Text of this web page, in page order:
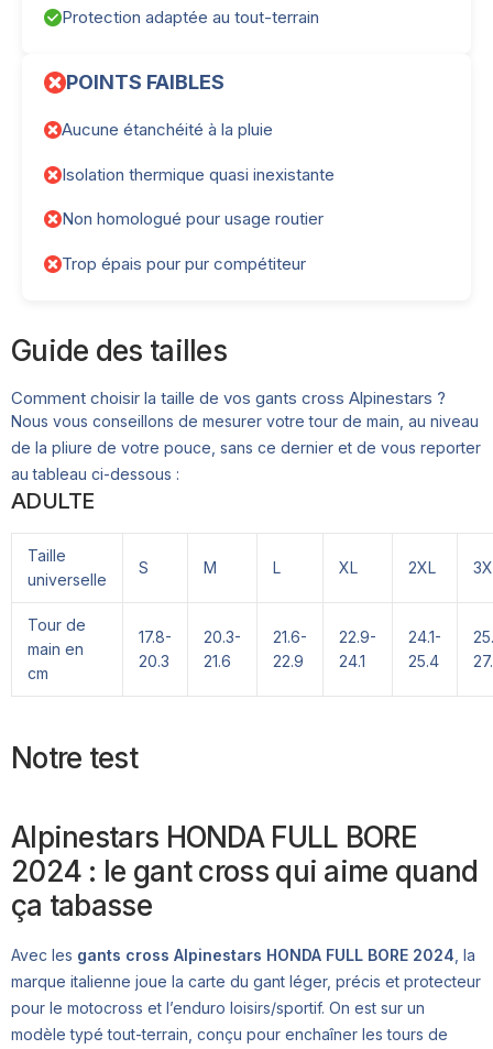
Protection adaptée au tout-terrain
POINTS FAIBLES
Aucune étanchéité à la pluie
Isolation thermique quasi inexistante
Non homologué pour usage routier
Trop épais pour pur compétiteur
Guide des tailles
Comment choisir la taille de vos gants cross Alpinestars ?
Nous vous conseillons de mesurer votre tour de main, au niveau
de la pliure de votre pouce, sans ce dernier et de vous reporter
au tableau ci-dessous :
ADULTE
Taille
universelle
S M L XL 2XL
Tour de
main en
cm
17.8-
20.3
20.3-
21.6
21.6-
22.9
22.9-
24.1
24.1-
25.4
Notre test
Alpinestars HONDA FULL BORE
2024 : le gant cross qui aime quand
ça tabasse
Avec les gants cross Alpinestars HONDA FULL BORE 2024 , la
marque italienne joue la carte du gant léger, précis et protecteur
pour le motocross et l’enduro loisirs/sportif. On est sur un
modèle typé tout-terrain, conçu pour enchaîner les tours de